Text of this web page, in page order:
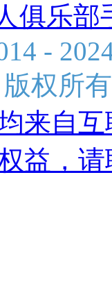
俱乐部
-
权所有
来自
益，